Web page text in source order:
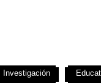
Investigación